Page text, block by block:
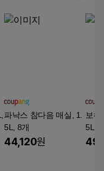
파낙스 참다음 매실, 1.
5L, 8개
44,120원
보해
5L,